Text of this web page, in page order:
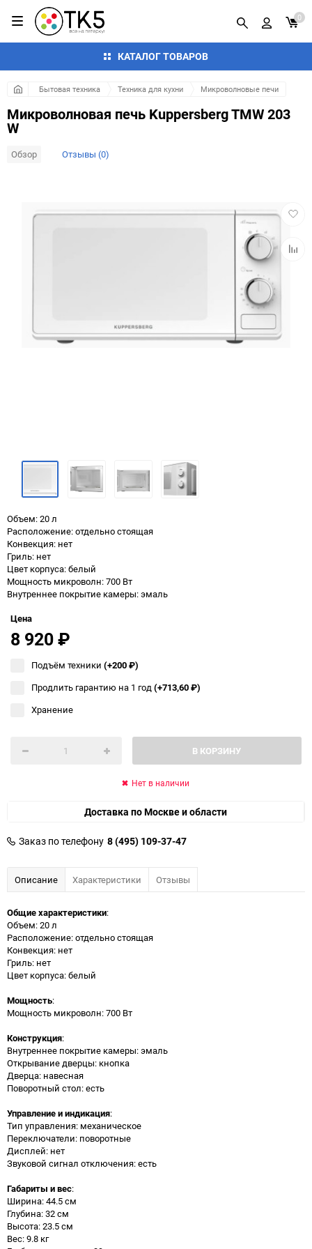
КАТАЛОГ ТОВАРОВ
0
Бытовая техника Техника для кухни Микроволновые печи
Микроволновая печь Kuppersberg TMW 203
W
Обзор Отзывы (0)
Объем: 20 л
Расположение: отдельно стоящая
Конвекция: нет
Гриль: нет
Цвет корпуса: белый
Мощность микроволн: 700 Вт
Внутреннее покрытие камеры: эмаль
Цена
8 920₽
Подъём техники (+200₽)
Продлить гарантию на 1 год(+713,60₽)
Хранение
В КОРЗИНУ
Нет в наличии
Доставка по Москве и области
Заказ по телефону 8 (495) 109-37-47
Описание Характеристики Отзывы
Общие характеристики:
Объем: 20 л
Расположение: отдельно стоящая
Конвекция: нет
Гриль: нет
Цвет корпуса: белый
Мощность:
Мощность микроволн: 700 Вт
Конструкция:
Внутреннее покрытие камеры: эмаль
Открывание дверцы: кнопка
Дверца: навесная
Поворотный стол: есть
Управление и индикация:
Тип управления: механическое
Переключатели: поворотные
Дисплей: нет
Звуковой сигнал отключения: есть
Габариты и вес:
Ширина: 44.5 см
Глубина: 32 см
Высота: 23.5 см
Вес: 9.8 кг